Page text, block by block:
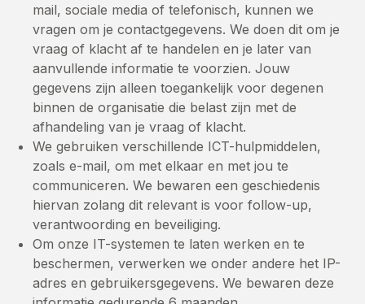
mail, sociale media of telefonisch, kunnen we
vragen om je contactgegevens. We doen dit om je
vraag of klacht af te handelen en je later van
aanvullende informatie te voorzien. Jouw
gegevens zijn alleen toegankelijk voor degenen
binnen de organisatie die belast zijn met de
afhandeling van je vraag of klacht.
We gebruiken verschillende ICT-hulpmiddelen,
zoals e-mail, om met elkaar en met jou te
communiceren. We bewaren een geschiedenis
hiervan zolang dit relevant is voor follow-up,
verantwoording en beveiliging.
Om onze IT-systemen te laten werken en te
beschermen, verwerken we onder andere het IP-
adres en gebruikersgegevens. We bewaren deze